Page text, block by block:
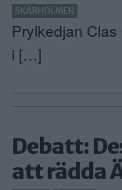
SKÄRHOLMEN
Prylkedjan
i […]
Debatt:
att rädda